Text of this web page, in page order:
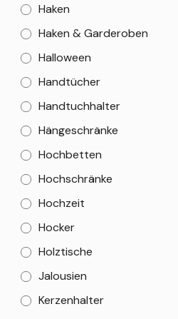
Haken
Haken & Garderoben
Halloween
Handtücher
Handtuchhalter
Hängeschränke
Hochbetten
Hochschränke
Hochzeit
Hocker
Holztische
Jalousien
Kerzenhalter